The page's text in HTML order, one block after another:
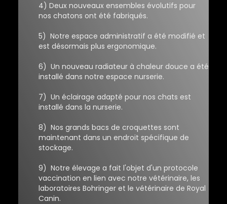
4) Deux nouveaux ensembles évolutifs pour
nos chatons ont été fabriqués.
5) Notre espace administratif a été modifié et
est désormais plus ergonomique.
6) Un nouveau radiateur à chaleur douce a été
installé dans notre espace nurserie.
7) Un éclairage adapté pour nos chats est
installé dans la nurserie.
8) Nos grands bacs de croquettes sont
maintenant dans un endroit spécifique de
stockage.
9) Notre élevage a fait l'objet d'un protocole
vaccination en lien avec notre vétérinaire, les
laboratoires Bohringer et le vétérinaire de Royal
Canin.